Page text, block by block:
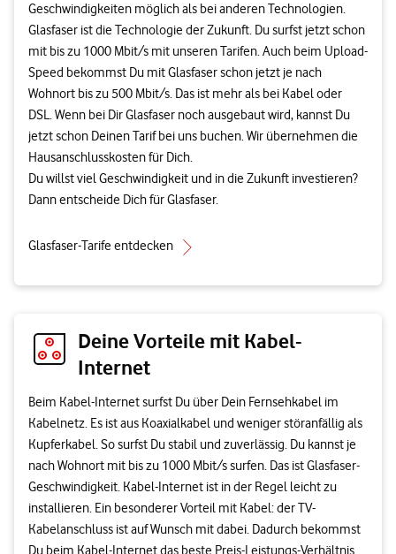
Geschwindigkeiten möglich als bei anderen Technologien.
Glasfaser ist die Technologie der Zukunft. Du surfst jetzt schon
mit bis zu 1000 Mbit/s mit unseren Tarifen. Auch beim Upload-
Speed bekommst Du mit Glasfaser schon jetzt je nach
Wohnort bis zu 500 Mbit/s. Das ist mehr als bei Kabel oder
DSL. Wenn bei Dir Glasfaser noch ausgebaut wird, kannst Du
jetzt schon Deinen Tarif bei uns buchen. Wir übernehmen die
Hausanschlusskosten für Dich.
Du willst viel Geschwindigkeit und in die Zukunft investieren?
Dann entscheide Dich für Glasfaser.
Glasfaser-Tarife entdecken
Deine Vorteile mit Kabel-
Internet
Beim Kabel-Internet surfst Du über Dein Fernsehkabel im
Kabelnetz. Es ist aus Koaxialkabel und weniger störanfällig als
Kupferkabel. So surfst Du stabil und zuverlässig. Du kannst je
nach Wohnort mit bis zu 1000 Mbit/s surfen. Das ist Glasfaser-
Geschwindigkeit. Kabel-Internet ist in der Regel leicht zu
installieren. Ein besonderer Vorteil mit Kabel: der TV-
Kabelanschluss ist auf Wunsch mit dabei. Dadurch bekommst